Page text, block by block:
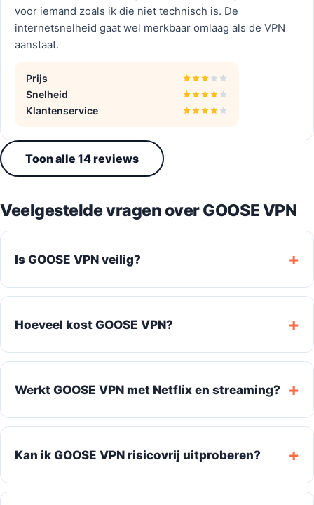
voor iemand zoals ik die niet technisch is. De
internetsnelheid gaat wel merkbaar omlaag als de VPN
aanstaat.
Prijs
Snelheid
Klantenservice
Toon alle 14 reviews
Veelgestelde vragen over GOOSE VPN
Is GOOSE VPN veilig?
Hoeveel kost GOOSE VPN?
Werkt GOOSE VPN met Netflix en streaming?
Kan ik GOOSE VPN risicovrij uitproberen?